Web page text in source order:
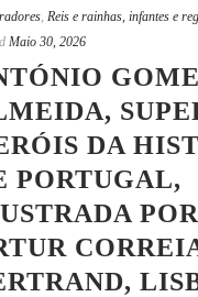
, Reis e rainhas, infantes e
Maio 30, 2026
DA
PORTUGAL,
POR